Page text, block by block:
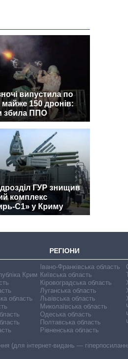
випустила по
майже 150 дронів:
збила ППО
ГУР знищив
комплекс
С1» у Криму
РЕГІОНИ
Крим
область
Івано-Франківська область
Київська область
Кіровоградська область
Луганська область
Львівська область
Миколаївська область
Одеська область
Полтавська область
Рівненська область
(для інтернет-видань —